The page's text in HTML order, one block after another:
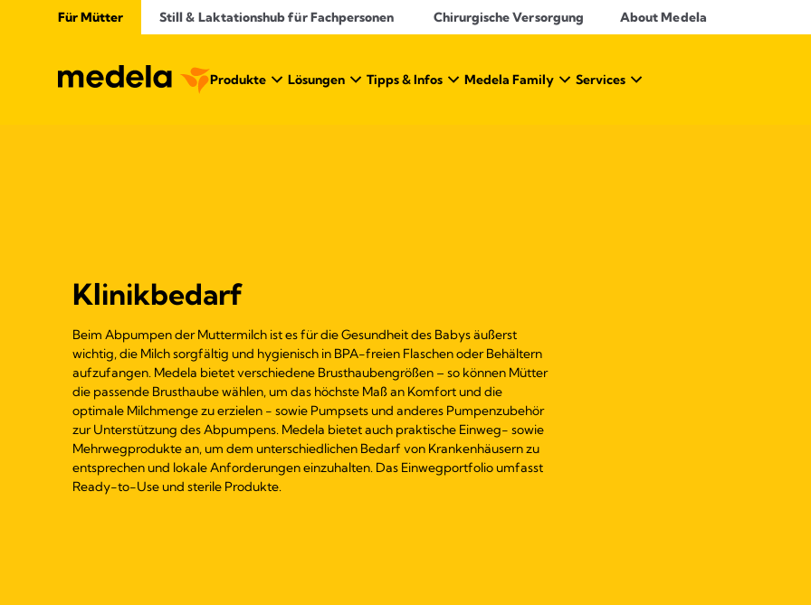
Für Mütter Still & Laktationshub für Fachpersonen Chirurgische Versorgung About Medela
Produkte Lösungen Tipps & Infos Medela Family Services
Klinikbedarf
Beim Abpumpen der Muttermilch ist es für die Gesundheit des Babys äußerst
wichtig, die Milch sorgfältig und hygienisch in BPA-freien Flaschen oder Behältern
aufzufangen. Medela bietet verschiedene Brusthaubengrößen – so können Mütter
die passende Brusthaube wählen, um das höchste Maß an Komfort und die
optimale Milchmenge zu erzielen - sowie Pumpsets und anderes Pumpenzubehör
zur Unterstützung des Abpumpens. Medela bietet auch praktische Einweg- sowie
Mehrwegprodukte an, um dem unterschiedlichen Bedarf von Krankenhäusern zu
entsprechen und lokale Anforderungen einzuhalten. Das Einwegportfolio umfasst
Ready-to-Use und sterile Produkte.